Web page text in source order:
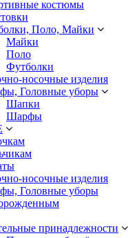
костюмы
Поло, Майки
Майки
Поло
Футболки
носочные изделия
Головные уборы
Шапки
Шарфы
носочные изделия
Головные уборы
принадлежности